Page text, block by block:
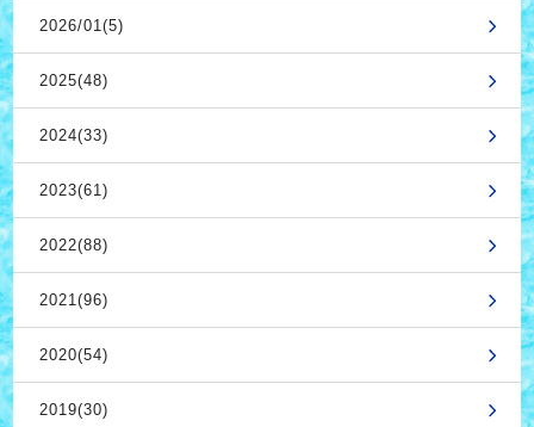
2026/01(5)
2025(48)
2024(33)
2023(61)
2022(88)
2021(96)
2020(54)
2019(30)